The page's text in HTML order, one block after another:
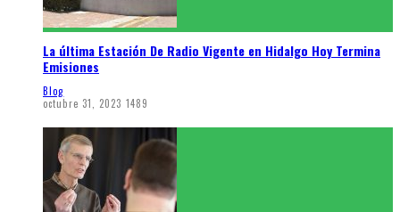
La última Estación De Radio Vigente en Hidalgo Hoy Termina
Emisiones
Blog
octubre 31, 2023 1489